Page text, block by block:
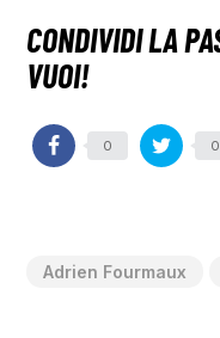
0 0
Adrien Fourmaux